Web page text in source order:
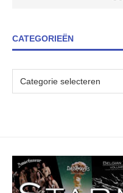
CATEGORIEËN